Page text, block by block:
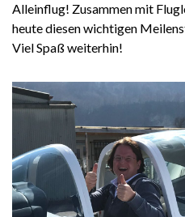
Alleinflug! Zusammen mit
heute diesen wichtigen
Viel Spaß weiterhin!